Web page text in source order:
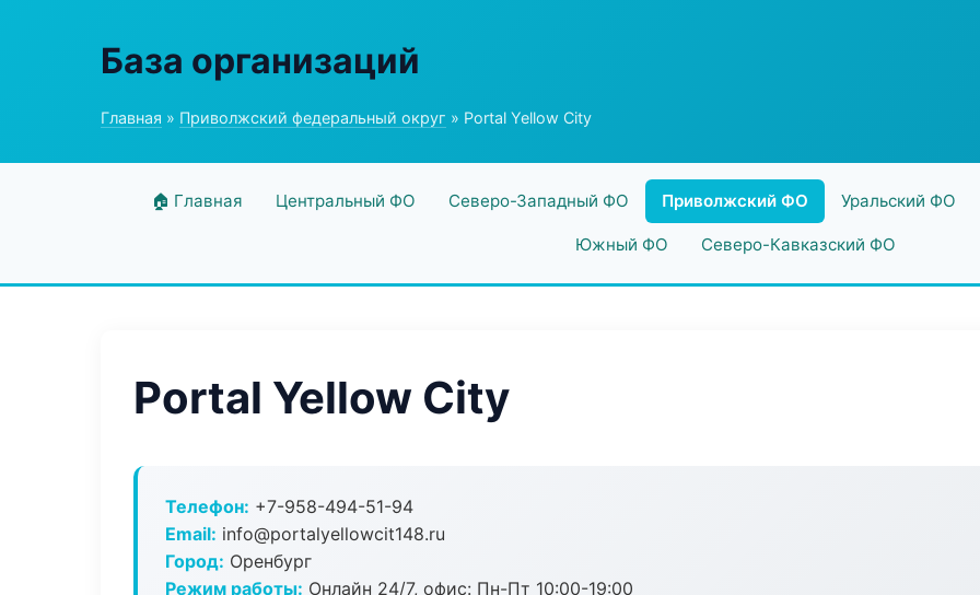
База организаций
Главная » Приволжский федеральный округ » Portal Yellow City
🏠 Главная Центральный ФО Северо-Западный ФО Приволжский ФО Уральский ФО
Южный ФО Северо-Кавказский ФО
Portal Yellow City
Телефон: +7-958-494-51-94
Email: info@portalyellowcit148.ru
Город: Оренбург
Режим работы: Онлайн 24/7, офис: Пн-Пт 10:00-19:00